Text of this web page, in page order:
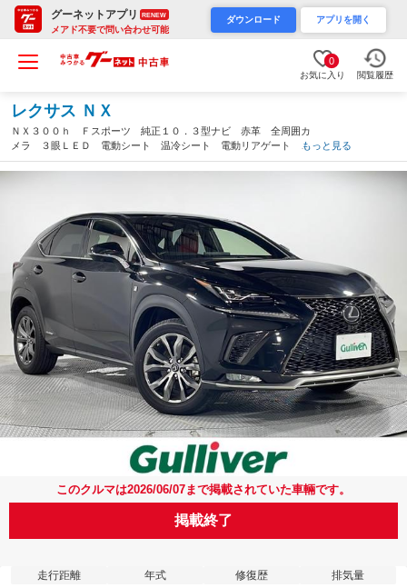
グーネットアプリ RENEW
メアド不要で問い合わせ可能
ダウンロード アプリを開く
0
お気に入り 閲覧履歴
レクサス ＮＸ
ＮＸ３００ｈ Ｆスポーツ 純正１０．３型ナビ 赤革 全周囲カ
メラ ３眼ＬＥＤ 電動シート 温冷シート 電動リアゲート ス
テアヒーター レーダークルーズ ブラインドスポットモニター
衝突軽減 アダプティブハイビーム ＥＴＣ２．０（広島県）
もっと見る
このクルマは2026/06/07まで掲載されていた車輛です。
掲載終了
走行距離 年式 修復歴 排気量